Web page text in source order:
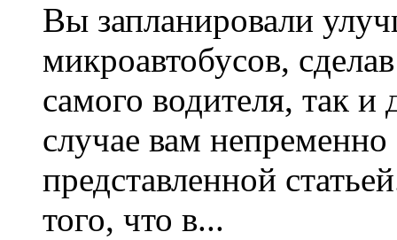
Вы запланировали
микроавтобусов,
самого водителя, так
случае вам непременно
представленной
того, что в...